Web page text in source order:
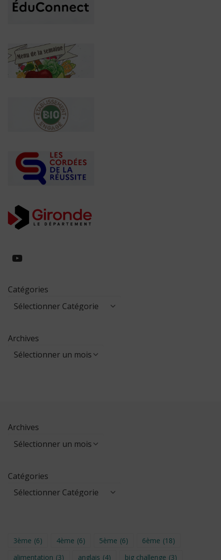
https://www.youtube.com/
Catégories
Archives
Archives
Catégories
3ème (6) 4ème (6) 5ème (6) 6ème (18)
alimentation (3) anglais (4) big challenge (3)